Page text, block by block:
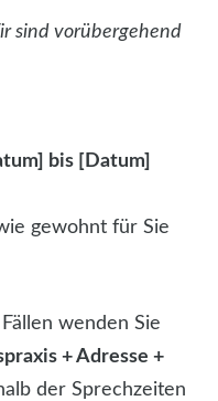
sind vorübergehend
bis [Datum]
gewohnt für Sie
wenden Sie
+ Adresse +
der Sprechzeiten